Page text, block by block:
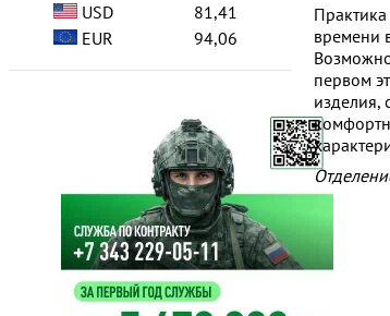
USD
81,41
EUR
94,06
времени
первом
изделия,